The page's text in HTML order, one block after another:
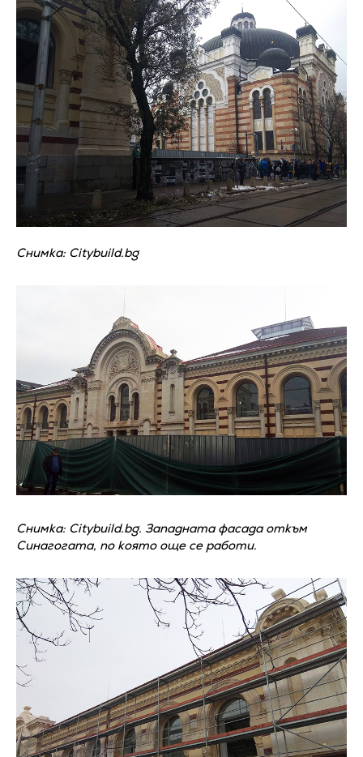
Снимка: Citybuild.bg
Снимка: Citybuild.bg. Западната фасада откъм
Синагогата, по която още се работи.